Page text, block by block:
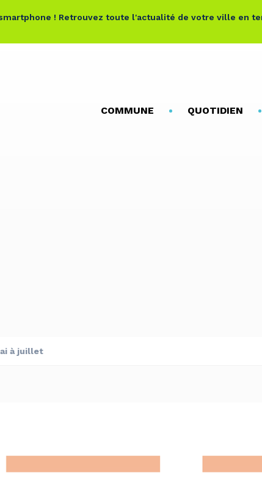
! Retrouvez toute l'actualité de votre ville en
COMMUNE QUOTIDIEN
à juillet